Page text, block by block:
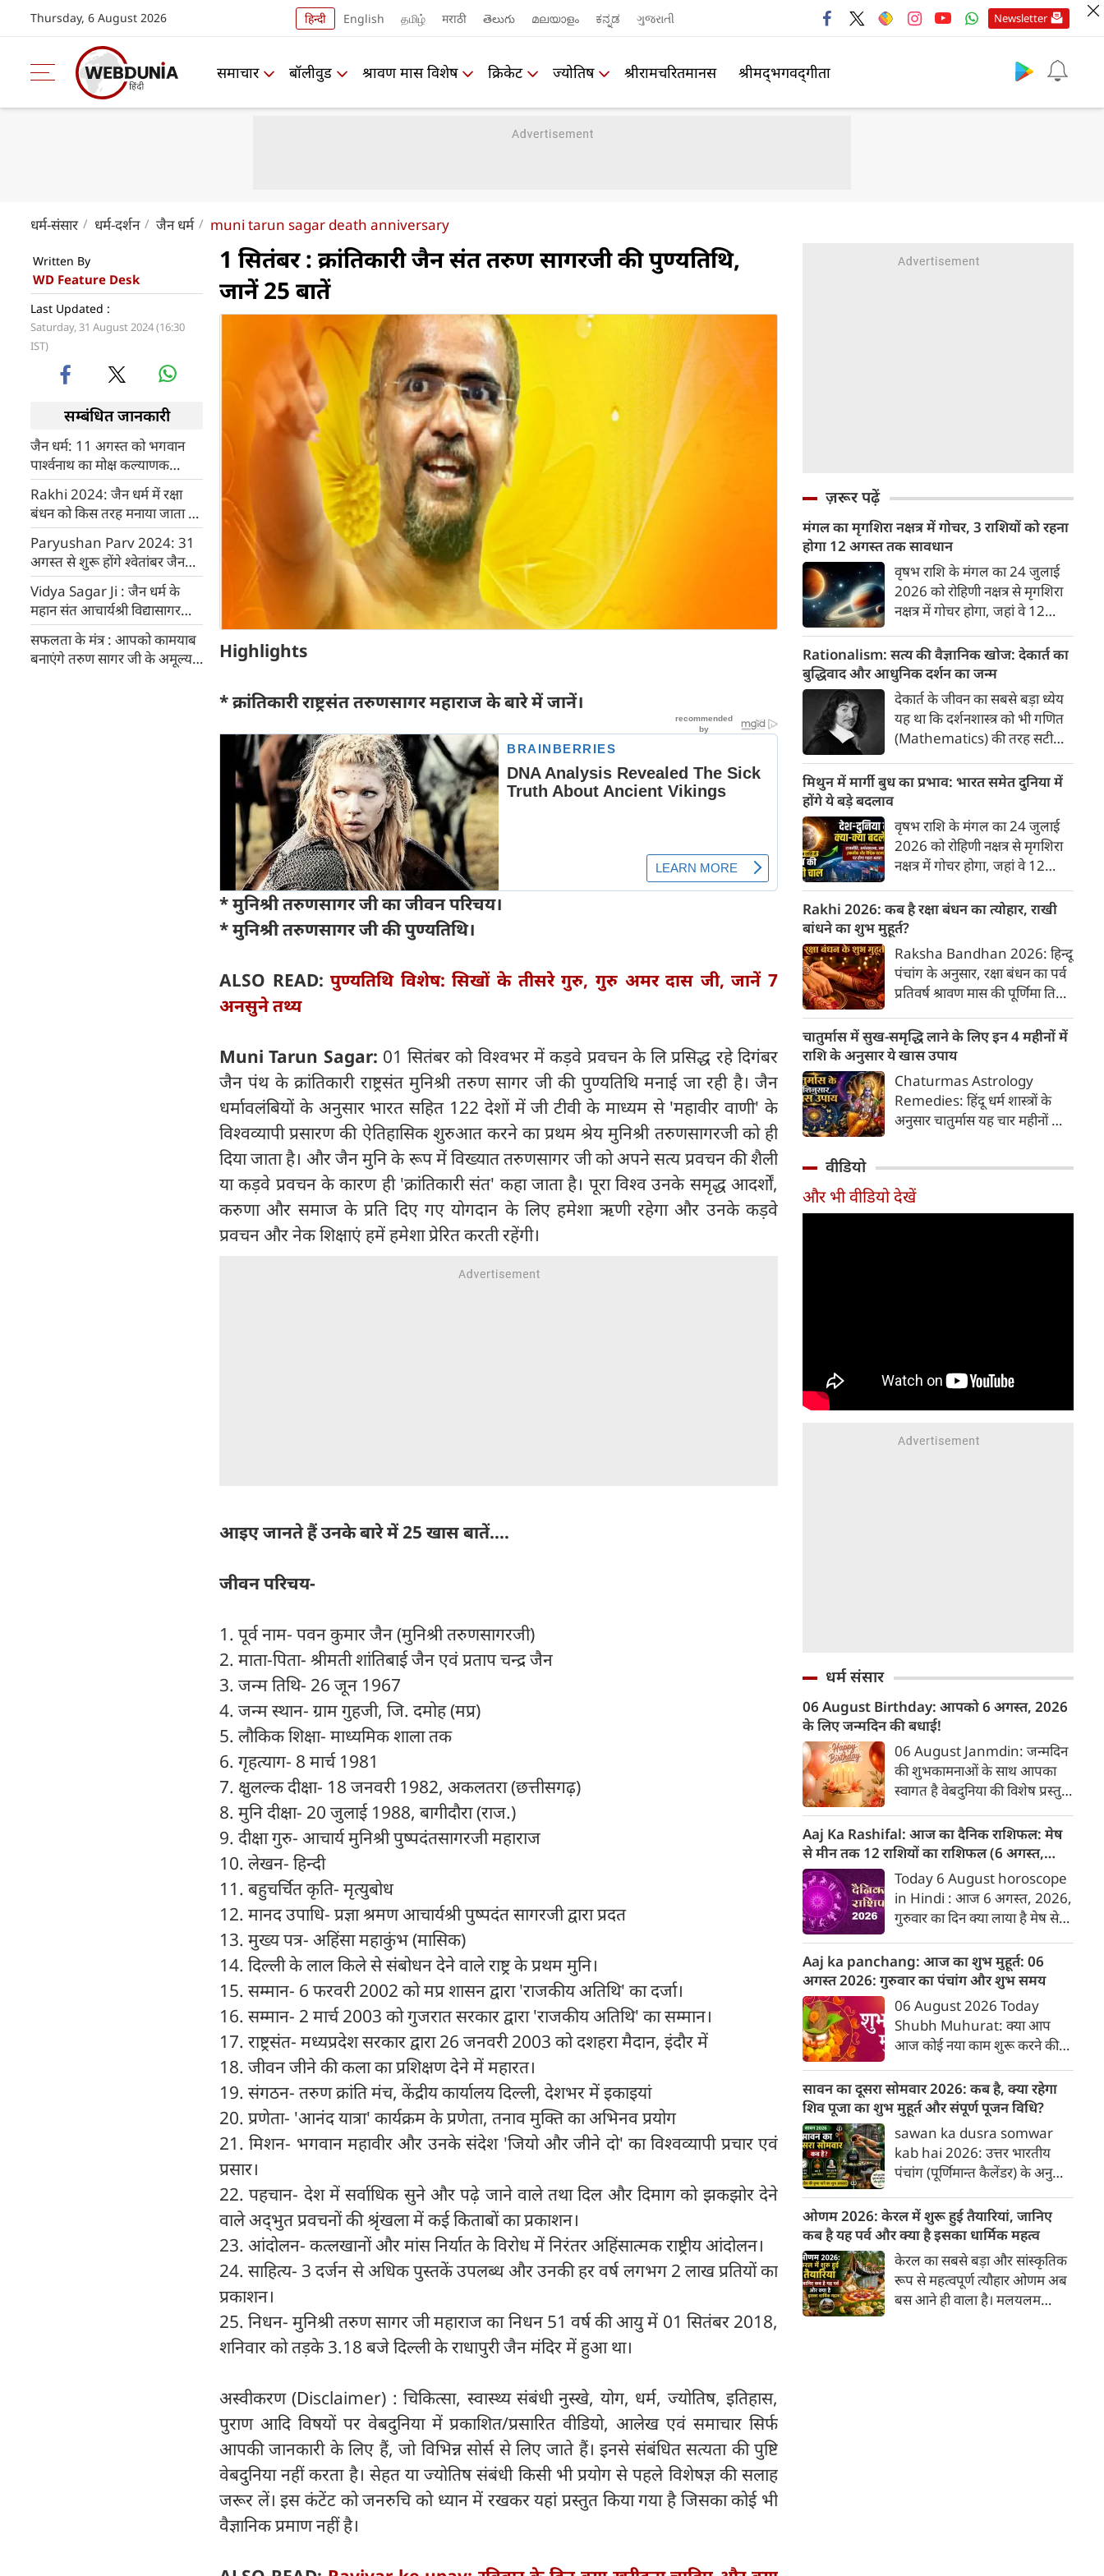
Thursday, 6 August 2026 हिन्दी English தமிழ் मराठी తెలుగు മലയാളം ಕನ್ನಡ ગુજરાતી Newsletter
समाचार बॉलीवुड श्रावण मास विशेष क्रिकेट ज्योतिष श्रीरामचरितमानस श्रीमद्‍भगवद्‍गीता
धर्म-संसार धर्म-दर्शन जैन धर्म muni tarun sagar death anniversary
Written By
WD Feature Desk
Last Updated :
Saturday, 31 August 2024 (16:30
IST)
सम्बंधित जानकारी
जैन धर्म: 11 अगस्त को भगवान
पार्श्वनाथ का मोक्ष कल्याणक
दिवस, मनेगा मुकुट/मोक्ष सप्तमी पर्व
Rakhi 2024: जैन धर्म में रक्षा
बंधन को किस तरह मनाया जाता है,
जानें क्या है मान्यता और कथा
Paryushan Parv 2024: 31
अगस्त से शुरू होंगे श्वेतांबर जैन
समुदाय के पर्युषण पर्व
Vidya Sagar Ji : जैन धर्म के
महान संत आचार्यश्री विद्यासागरजी
महाराज
सफलता के मंत्र : आपको कामयाब
बनाएंगे तरुण सागर जी के अमूल्य
1 सितंबर : क्रांतिकारी जैन संत तरुण सागरजी की पुण्यतिथि,
जानें 25 बातें
Highlights
* क्रांतिकारी राष्ट्रसंत तरुणसागर महाराज के बारे में जानें।
* मुनिश्री तरुणसागर जी का जीवन परिचय।
* मुनिश्री तरुणसागर जी की पुण्यतिथि।
ALSO READ:पुण्यतिथि विशेष: सिखों के तीसरे गुरु, गुरु अमर दास जी, जानें 7
अनसुने तथ्य
Muni Tarun Sagar: 01 सितंबर को विश्वभर में कड़वे प्रवचन के लि प्रसिद्ध रहे दिगंबर
जैन पंथ के क्रांतिकारी राष्ट्रसंत मुनिश्री तरुण सागर जी की पुण्यति‍थि मनाई जा रही है। जैन
धर्मावलंबियों के अनुसार भारत सहित 122 देशों में जी टीवी के माध्यम से 'महावीर वाणी' के
विश्वव्यापी प्रसारण की ऐतिहासिक शुरुआत करने का प्रथम श्रेय मुनिश्री तरुणसागरजी को ही
दिया जाता है। और जैन मुनि के रूप में विख्यात तरुणसागर जी को अपने सत्य प्रवचन की शैली
या कड़वे प्रवचन के कारण ही 'क्रांतिकारी संत' कहा जाता है। पूरा विश्व उनके समृद्ध आदर्शों,
करुणा और समाज के प्रति दिए गए योगदान के लिए हमेशा ऋणी रहेगा और उनके कड़वे
प्रवचन और नेक शिक्षाएं हमें हमेशा प्रेरित करती रहेंगी।
आइए जानते हैं उनके बारे में 25 खास बातें....
जीवन परिचय-
1. पूर्व नाम- पवन कुमार जैन (मुनिश्री तरुणसागरजी)
2. माता-पिता- श्रीमती शांतिबाई जैन एवं प्रताप चन्द्र जैन
3. जन्म तिथि- 26 जून 1967
4. जन्म स्थान- ग्राम गुहजी, जि. दमोह (मप्र)
5. लौकिक शिक्षा- माध्यमिक शाला तक
6. गृहत्याग- 8 मार्च 1981
7. क्षुलल्क दीक्षा- 18 जनवरी 1982, अकलतरा (छत्तीसगढ़)
8. मुनि दीक्षा- 20 जुलाई 1988, बागीदौरा (राज.)
9. दीक्षा गुरु- आचार्य मुनिश्री पुष्पदंतसागरजी महाराज
10. लेखन- हिन्दी
11. बहुचर्चित कृति- मृत्युबोध
12. मानद उपाधि- प्रज्ञा श्रमण आचार्यश्री पुष्पदंत सागरजी द्वारा प्रदत
13. मुख्य पत्र- अहिंसा महाकुंभ (मासिक)
14. दिल्ली के लाल किले से संबोधन देने वाले राष्ट्र के प्रथम मुनि।
15. सम्मान- 6 फरवरी 2002 को मप्र शासन द्वारा 'राजकीय अतिथि' का दर्जा।
16. सम्मान- 2 मार्च 2003 को गुजरात सरकार द्वारा 'राजकीय अतिथि' का सम्मान।
17. राष्ट्रसंत- मध्यप्रदेश सरकार द्वारा 26 जनवरी 2003 को दशहरा मैदान, इंदौर में
18. जीवन जीने की कला का प्रशिक्षण देने में महारत।
19. संगठन- तरुण क्रांति मंच, केंद्रीय कार्यालय दिल्ली, देशभर में इकाइयां
20. प्रणेता- 'आनंद यात्रा' कार्यक्रम के प्रणेता, तनाव मुक्ति का अभिनव प्रयोग
21. मिशन- भगवान महावीर और उनके संदेश 'जियो और जीने दो' का विश्वव्यापी प्रचार एवं
प्रसार।
22. पहचान- देश में सर्वाधिक सुने और पढ़े जाने वाले तथा दिल और दिमाग को झकझोर देने
वाले अद्‍भुत प्रवचनों की श्रृंखला में कई किताबों का प्रकाशन।
23. आंदोलन- कत्लखानों और मांस निर्यात के विरोध में निरंतर अहिंसात्मक राष्ट्रीय आंदोलन।
24. साहित्य- 3 दर्जन से अधिक पुस्तकें उपलब्ध और उनकी हर वर्ष लगभग 2 लाख प्रतियों का
प्रकाशन।
25. निधन- मुनिश्री तरुण सागर जी महाराज का निधन 51 वर्ष की आयु में 01 सितंबर 2018,
शनिवार को तड़के 3.18 बजे दिल्ली के राधापुरी जैन मंदिर में हुआ था।
अस्वीकरण (Disclaimer) : चिकित्सा, स्वास्थ्य संबंधी नुस्खे, योग, धर्म, ज्योतिष, इतिहास,
पुराण आदि विषयों पर वेबदुनिया में प्रकाशित/प्रसारित वीडियो, आलेख एवं समाचार सिर्फ
आपकी जानकारी के लिए हैं, जो विभिन्न सोर्स से लिए जाते हैं। इनसे संबंधित सत्यता की पुष्टि
वेबदुनिया नहीं करता है। सेहत या ज्योतिष संबंधी किसी भी प्रयोग से पहले विशेषज्ञ की सलाह
जरूर लें। इस कंटेंट को जनरुचि को ध्यान में रखकर यहां प्रस्तुत किया गया है जिसका कोई भी
वैज्ञानिक प्रमाण नहीं है।
ज़रूर पढ़ें
मंगल का मृगशिरा नक्षत्र में गोचर, 3 राशियों को रहना
होगा 12 अगस्त तक सावधान
वृषभ राशि के मंगल का 24 जुलाई
2026 को रोहिणी नक्षत्र से मृगशिरा
नक्षत्र में गोचर होगा, जहां वे 12
परिवर्तन के चलते 3 राशि के लोगों
को 12 अगस्त तक रहना होगा
सावधान। चलिए जानते हैं कि किन
राशि 3 राशियों को रहना होगा
सावधान।
Rationalism: सत्य की वैज्ञानिक खोज: देकार्त का
बुद्धिवाद और आधुनिक दर्शन का जन्म
देकार्त के जीवन का सबसे बड़ा ध्येय
यह था कि दर्शनशास्त्र को भी गणित
(Mathematics) की तरह सटीक,
जाए। वे एक ऐसा सार्वभौमिक सत्य
खोजना चाहते थे, जिस पर कोई भी
प्रश्नचिह्न न लगा सके। इसी विचार ने
बुद्धिवाद (Rationalism) की नींव
रखी। आइए, देकार्त के इस अद्भुत
दार्शनिक चिंतन के 4 प्रमुख स्तंभों को
गहराई से समझते हैं।
मिथुन में मार्गी बुध का प्रभाव: भारत समेत दुनिया में
होंगे ये बड़े बदलाव
वृषभ राशि के मंगल का 24 जुलाई
2026 को रोहिणी नक्षत्र से मृगशिरा
नक्षत्र में गोचर होगा, जहां वे 12
में एक बड़ा हलचल भरा मोड़ आ चुका
है- बुध ग्रह अपनी ही प्रिय राशि मिथुन
में सीधे (मार्गी) चलने लगे हैं। अब जब
बुद्धि और संवाद का कारक ग्रह सीधी
चाल चलेगा, तो जाहिर है आपकी
सोच, बातचीत और फैसलों की रफ्तार
भी बदल जाएगी।
Rakhi 2026: कब है रक्षा बंधन का त्योहार, राखी
बांधने का शुभ मुहूर्त?
Raksha Bandhan 2026: हिन्दू
पंचांग के अनुसार, रक्षा बंधन का पर्व
प्रतिवर्ष श्रावण मास की पूर्णिमा तिथि
में इसे मिठास और खुशियों का उत्सव
माना गया है। यह भाई-बहन के प्रेम
का पावन पर्व है। यहां जानें रक्षा बंधन
2026 कब है? जानें रक्षा बंधन
2026 की तारीख...
चातुर्मास में सुख-समृद्धि लाने के लिए इन 4 महीनों में
राशि के अनुसार ये खास उपाय
Chaturmas Astrology
Remedies: हिंदू धर्म शास्त्रों के
अनुसार चातुर्मास यह चार महीनों का
आप अपनी राशि के अनुसार चातुर्मास
में कुछ विशेष उपाय करते हैं, तो
वीडियो
और भी वीडियो देखें
धर्म संसार
06 August Birthday: आपको 6 अगस्त, 2026
के लिए जन्मदिन की बधाई!
06 August Janmdin: जन्मदिन
की शुभकामनाओं के साथ आपका
स्वागत है वेबदुनिया की विशेष प्रस्तुति
पाठकों के व्यक्तित्व और भविष्य के
बारे में जानकारी देगा जिनका उस
दिनांक को जन्मदिन होगा। पेश है
दिनांक 6 को जन्मे व्यक्तियों के बारे
में जानकारी :
Aaj Ka Rashifal: आज का दैनिक राशिफल: मेष
से मीन तक 12 राशियों का राशिफल (6 अगस्‍त,
2026)
Today 6 August horoscope
in Hindi : आज 6 अगस्‍त, 2026,
गुरुवार का दिन क्या लाया है मेष से
डेली होरोस्कोप के अनुसार वेबदुनिया
पर दैनिक राशिफल के बारे में एकदम
सटीक जानकारी...
Aaj ka panchang: आज का शुभ मुहूर्त: 06
अगस्‍त 2026: गुरुवार का पंचांग और शुभ समय
06 August 2026 Today
Shubh Muhurat: क्या आप
आज कोई नया काम शुरू करने की
लेने वाले हैं? ज्योतिष और पंचांग के
अनुसार, किसी भी शुभ कार्य को सही
मुहूर्त में करने से सफलता की
संभावना बढ़ जाती है। 'वेबदुनिया'
आपके लिए लेकर आया है 06
अगस्‍त, 2026 का विशेष पंचांग और
शुभ-अशुभ मुहूर्त।
सावन का दूसरा सोमवार 2026: कब है, क्या रहेगा
शिव पूजा का शुभ मुहूर्त और संपूर्ण पूजन विधि?
sawan ka dusra somwar
kab hai 2026: उत्तर भारतीय
पंचांग (पूर्णिमान्त कैलेंडर) के अनुसार
सोमवार 10 अगस्त 2026 को है।
इस दिन सोम प्रदोष व्रत का भी दुर्लभ
एवं अत्यंत शुभ संयोग बन रहा है,
जिससे इस दिन की गई भगवान शिव
की पूजा-अर्चना का फल कई गुना बढ़
जाता है।
ओणम 2026: केरल में शुरू हुई तैयारियां, जानिए
कब है यह पर्व और क्या है इसका धार्मिक महत्व
केरल का सबसे बड़ा और सांस्कृतिक
रूप से महत्वपूर्ण त्यौहार ओणम अब
बस आने ही वाला है। मलयलम